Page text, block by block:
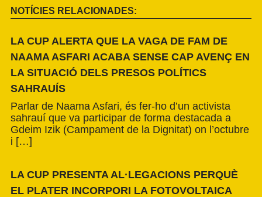
NOTÍCIES RELACIONADES:
LA CUP ALERTA QUE LA VAGA DE FAM DE
NAAMA ASFARI ACABA SENSE CAP AVENÇ EN
LA SITUACIÓ DELS PRESOS POLÍTICS
SAHRAUÍS
Parlar de Naama Asfari, és fer-ho d’un activista
sahrauí que va participar de forma destacada a
Gdeim Izik (Campament de la Dignitat) on l’octubre
i […]
LA CUP PRESENTA AL·LEGACIONS PERQUÈ
EL PLATER INCORPORI LA FOTOVOLTAICA